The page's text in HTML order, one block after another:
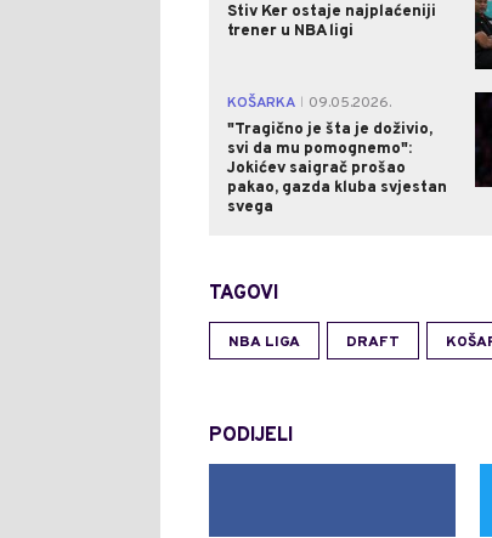
Stiv Ker ostaje najplaćeniji
trener u NBA ligi
KOŠARKA
09.05.2026.
"Tragično je šta je doživio,
svi da mu pomognemo":
Jokićev saigrač prošao
pakao, gazda kluba svjestan
svega
TAGOVI
NBA LIGA DRAFT
PODIJELI